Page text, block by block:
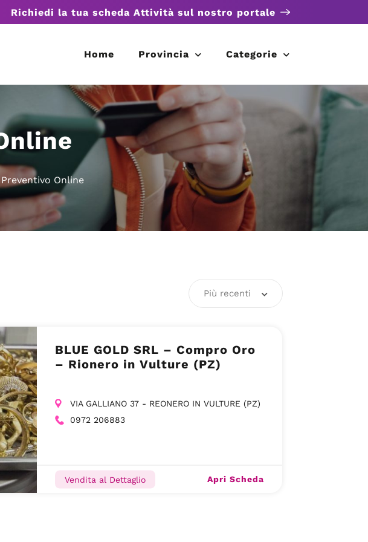
Richiedi la tua scheda Attività sul nostro portale
Home Provincia Categorie
Preventivo Online
Più recenti
BLUE GOLD SRL – Compro Oro
– Rionero in Vulture (PZ)
VIA GALLIANO 37 - REONERO IN VULTURE (PZ)
0972 206883
Vendita al Dettaglio Apri Scheda